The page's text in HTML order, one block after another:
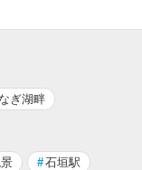
ぎ湖畔
#石垣駅